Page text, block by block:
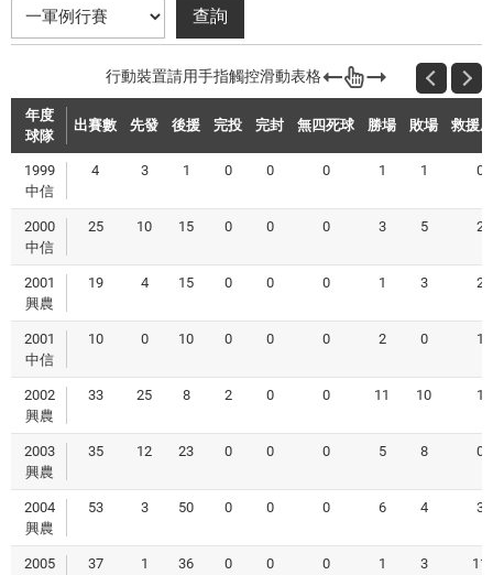
年度
球隊
出賽數 先發 後援 完投 完封 無四死球 勝場 敗場 救援
1999
中信
4 3 1 0 0 0 1 1 0
2000
中信
25 10 15 0 0 0 3 5 2
2001
興農
19 4 15 0 0 0 1 3 2
2001
中信
10 0 10 0 0 0 2 0 1
2002
興農
33 25 8 2 0 0 11 10 1
2003
興農
35 12 23 0 0 0 5 8 0
2004
興農
53 3 50 0 0 0 6 4 3
2005
37 1 36 0 0 0 1 3 11